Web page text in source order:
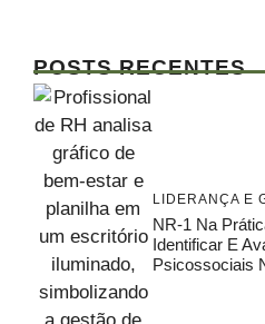
POSTS RECENTES
LIDERANÇA E
NR-1 Na
Identificar E
Psicossociais